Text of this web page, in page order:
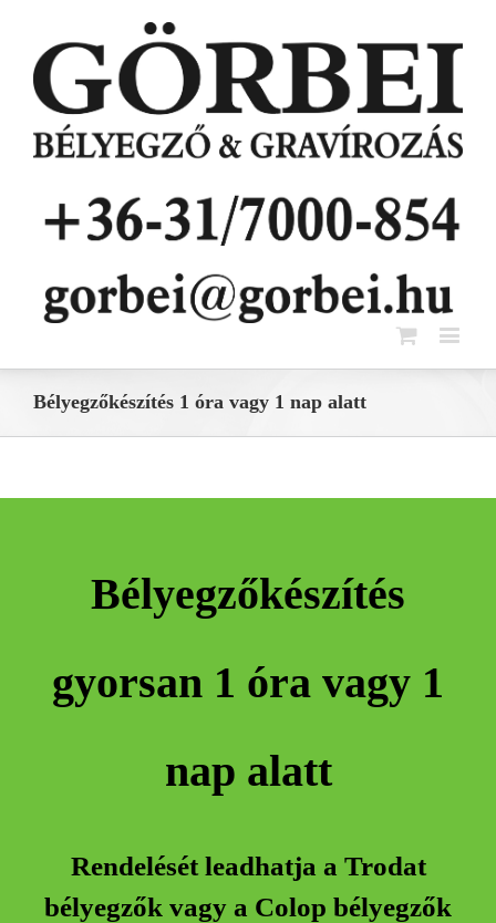
Bélyegzőkészítés 1 óra vagy 1 nap alatt
Bélyegzőkészítés
gyorsan 1 óra vagy 1
nap alatt
Rendelését leadhatja a Trodat
bélyegzők vagy a Colop bélyegzők